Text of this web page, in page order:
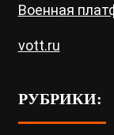
Военная
vott.ru
РУБРИКИ: